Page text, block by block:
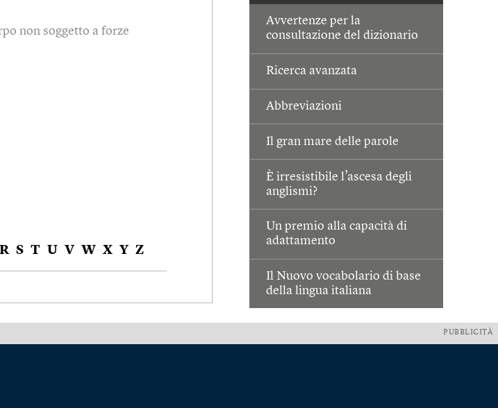
Avvertenze per la
consultazione del dizionario
Ricerca avanzata
Abbreviazioni
Il gran mare delle parole
È irresistibile l’ascesa degli
anglismi?
Un premio alla capacità di
adattamento
Il Nuovo vocabolario di base
della lingua italiana
non soggetto a forze
R S T U V W X Y Z
PUBBLICITÀ